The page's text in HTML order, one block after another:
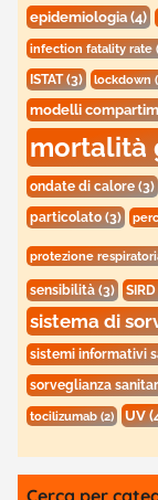
epidemiologia(4)
infection fatality rate
ISTAT(3) lockdown
modelli
mortalità
ondate di calore(3)
particolato(3)
protezione
sensibilità(3) SIRD
sistema di
sistemi informativi
sorveglianza
tocilizumab(2) UV